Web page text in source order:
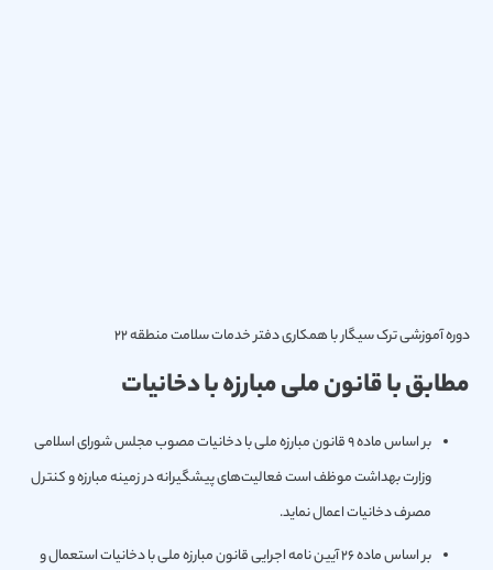
دوره آموزشی ترک سیگار با همکاری دفتر خدمات سلامت منطقه ۲۲
مطابق با قانون ملی مبارزه با دخانیات
بر اساس ماده 9 قانون مبارزه ملی با دخانیات مصوب مجلس شورای اسلامی
وزارت بهداشت موظف است فعالیت‌های پیشگیرانه در زمینه مبارزه و كنترل
مصرف دخانیات اعمال نماید.
بر اساس ماده 26 آیین نامه اجرایی قانون مبارزه ملی با دخانیات استعمال و